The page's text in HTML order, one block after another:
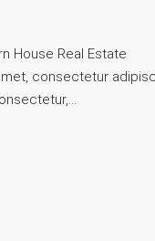
House Real Estate
consectetur